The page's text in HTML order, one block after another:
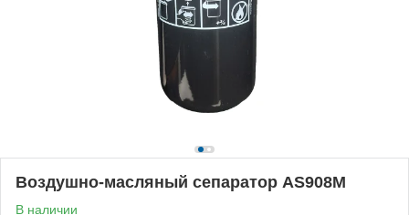
Воздушно-масляный сепаратор AS908M
В наличии